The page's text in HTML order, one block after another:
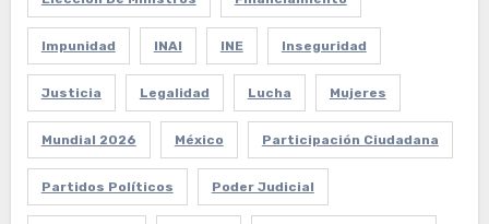
Impunidad INAI INE Inseguridad
Justicia Legalidad Lucha Mujeres
Mundial 2026 México Participación Ciudadana
Partidos Políticos Poder Judicial